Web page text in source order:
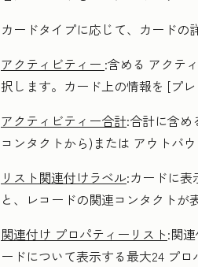
カードタイプに応じて、カードの
アクティビティー :含める アクテ
択します。カード上の情報を [プ
アクティビティー合計:合計に含め
コンタクトから)または アウトバ
リスト関連付けラベル:カードに表
と、レコードの関連コンタクトが
関連付け プロパティーリスト:関
ードについて表示する最大24 プロ